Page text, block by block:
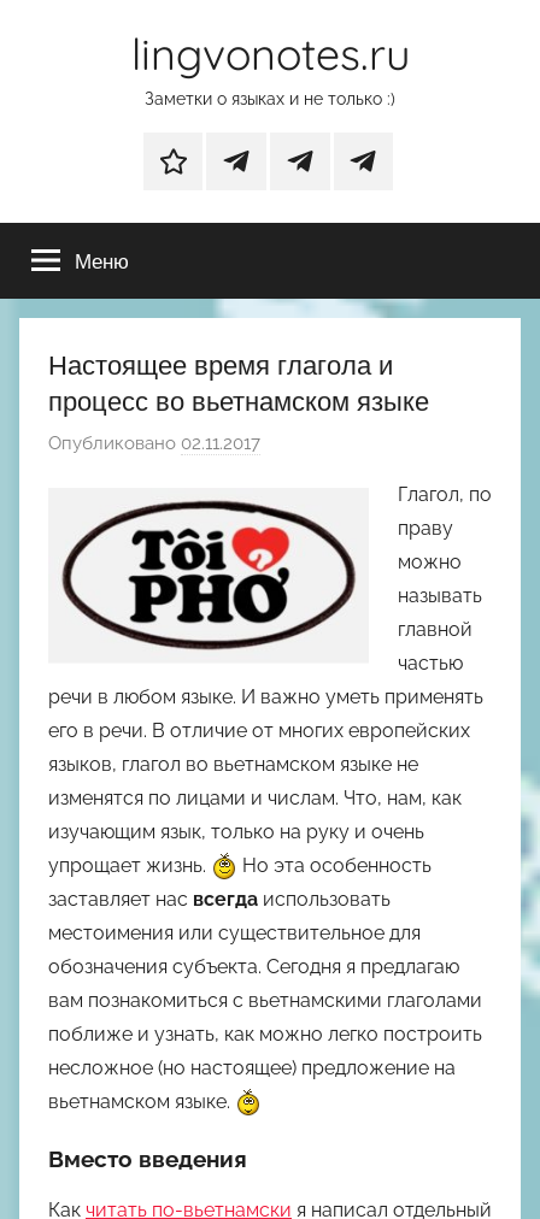
lingvonotes.ru
Заметки о языках и не только :)
телеграм-
канал
фотографиями
канал
нейрообоями
Меню
Настоящее время глагола и
процесс во вьетнамском языке
Опубликовано 02.11.2017
т
о
р
о
м
и
х
а
д
н
ы
й
Глагол, по
праву
можно
называть
главной
частью
речи в любом языке. И важно уметь применять
его в речи. В отличие от многих европейских
языков, глагол во вьетнамском языке не
изменятся по лицами и числам. Что, нам, как
изучающим язык, только на руку и очень
упрощает жизнь.
Но эта особенность
заставляет нас всегда использовать
местоимения или существительное для
обозначения субъекта. Сегодня я предлагаю
вам познакомиться с вьетнамскими глаголами
поближе и узнать, как можно легко построить
несложное (но настоящее) предложение на
вьетнамском языке.
Вместо введения
Как читать по-вьетнамски я написал отдельный